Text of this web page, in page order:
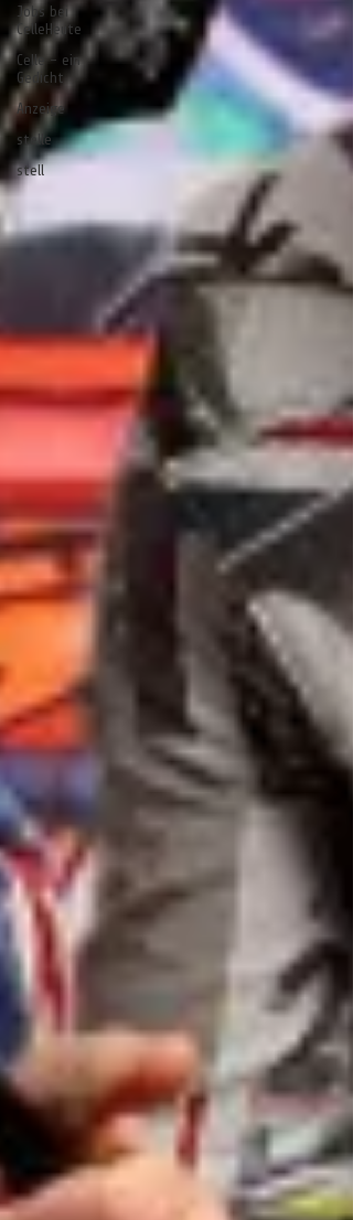
Jobs bei
CelleHeute
Celle - ein
Gedicht
Anzeige
stelle
stell